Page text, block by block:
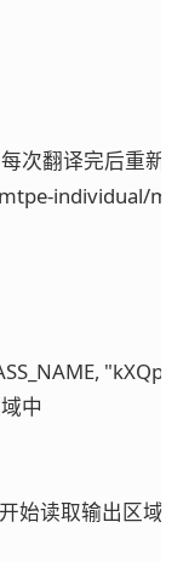
次翻译完后重
mtpe-individual/
中
始读取输出区域